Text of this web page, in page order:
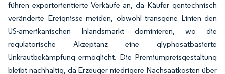
führen exportorientierte Verkäufe an, da Käufer gentechnisch
veränderte Ereignisse meiden, obwohl transgene Linien den
US-amerikanischen Inlandsmarkt dominieren, wo die
regulatorische Akzeptanz eine glyphosatbasierte
Unkrautbekämpfung ermöglicht. Die Premiumpreisgestaltung
bleibt nachhaltig, da Erzeuger niedrigere Nachsaatkosten über